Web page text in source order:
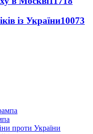
із України10073
проти України